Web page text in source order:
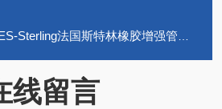
Sterling法国斯特林橡胶增强管穿线环
线留言